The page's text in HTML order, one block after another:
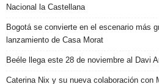
Nacional la Castellana
Bogotá se convierte en el escenario más
lanzamiento de Casa Morat
Beéle llega este 28 de noviembre al Davi
Caterina Nix y su nueva colaboración con